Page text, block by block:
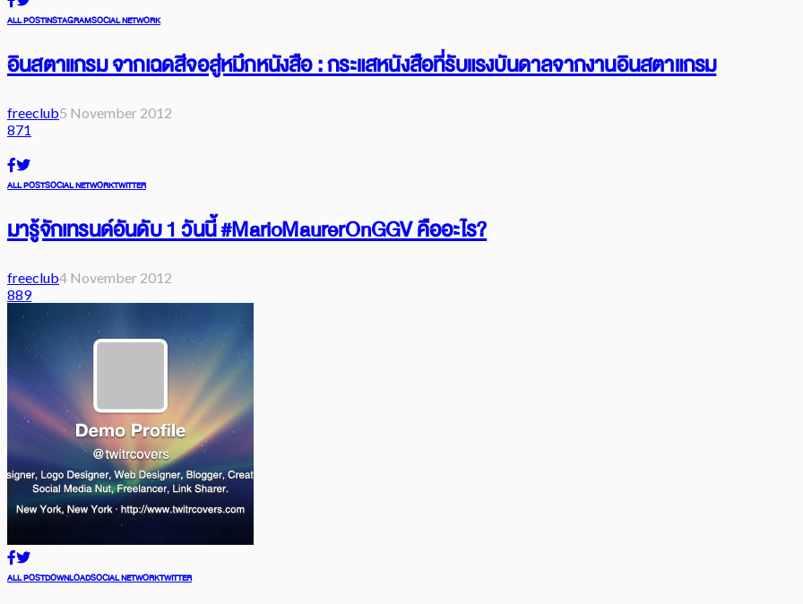
ALL POSTINSTAGRAMSOCIAL NETWORK
อินสตาแกรม จากเฉดสีจอสู่หมึกหนังสือ : กระแสหนังสือที่รับแรงบันดาลจากงานอินสตาแกรม
freeclub5 November 2012
871
ALL POSTSOCIAL NETWORKTWITTER
มารู้จักเทรนด์อันดับ 1 วันนี้ #MarioMaurerOnGGV คืออะไร?
freeclub4 November 2012
889
ALL POSTDOWNLOADSOCIAL NETWORKTWITTER